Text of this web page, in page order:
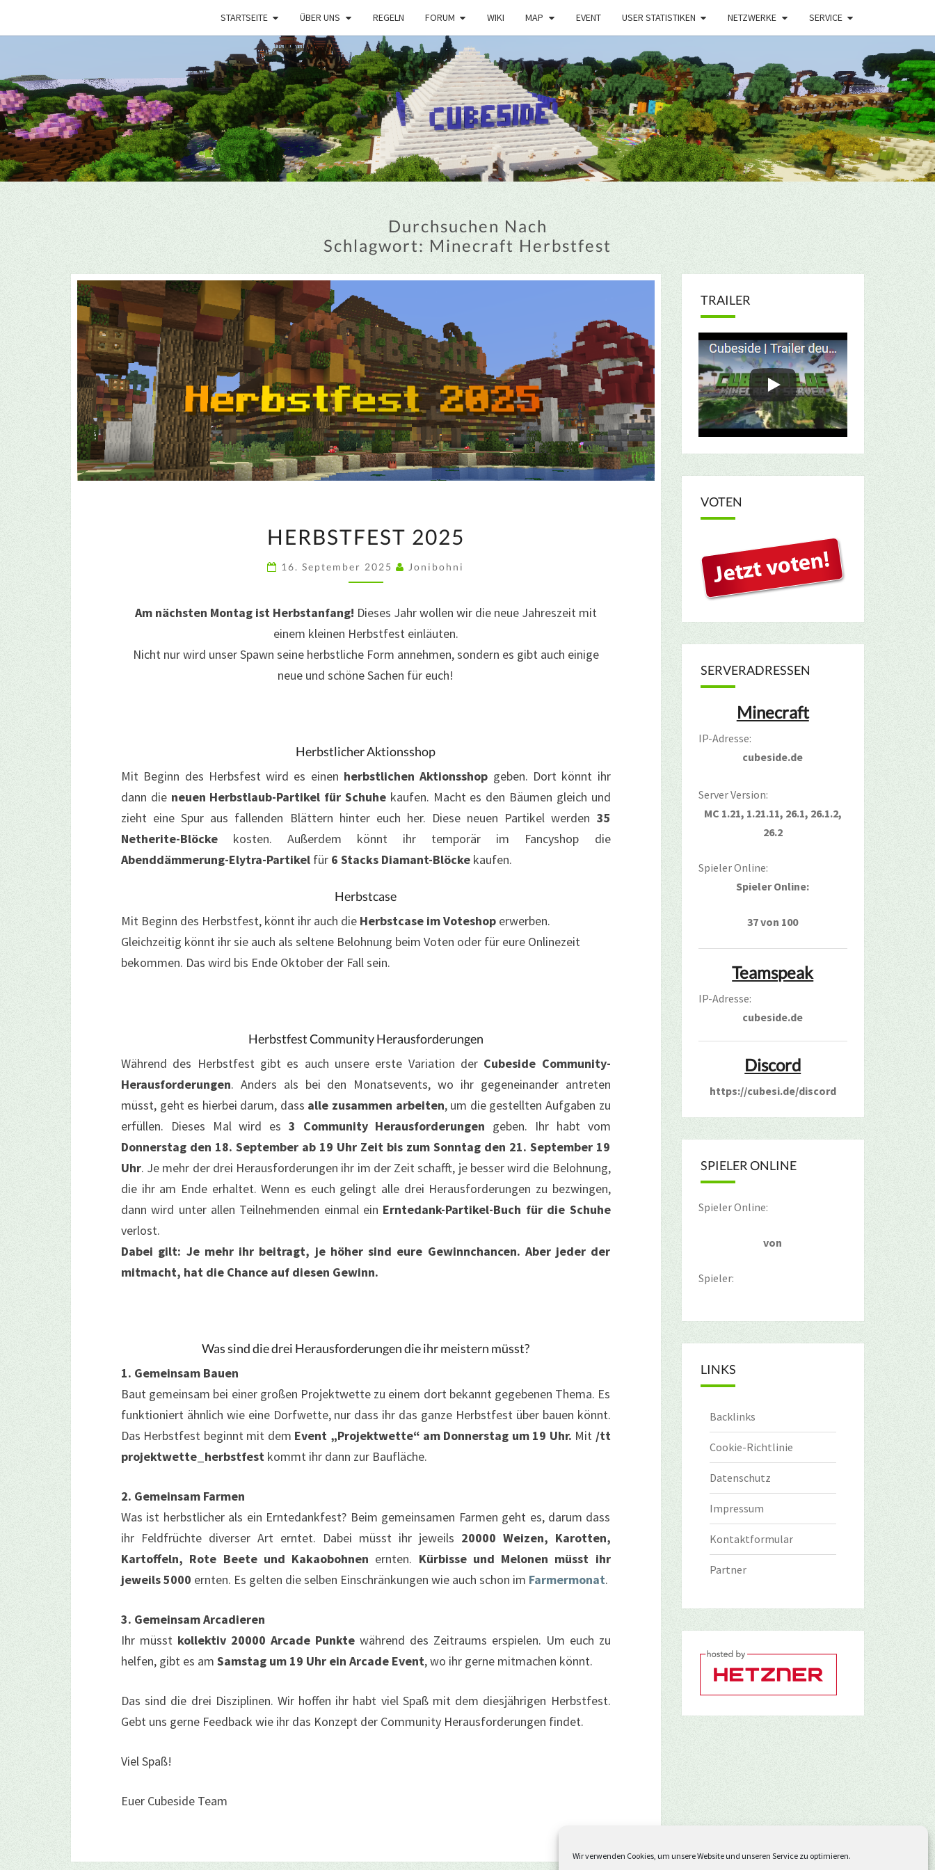
Wir verwenden Cookies, um unsere Website und unseren Service zu optimieren.
STARTSEITE ÜBER UNS REGELN FORUM WIKI MAP EVENT USER STATISTIKEN NETZWERKE SERVICE
Durchsuchen Nach
Schlagwort: Minecraft Herbstfest
2025
HERBSTFEST 2025
16. September 2025 Jonibohni
Am nächsten Montag ist Herbstanfang! Dieses Jahr wollen wir die neue Jahreszeit mit
einem kleinen Herbstfest einläuten.
Nicht nur wird unser Spawn seine herbstliche Form annehmen, sondern es gibt auch einige
neue und schöne Sachen für euch!
Herbstlicher Aktionsshop
Mit Beginn des Herbsfest wird es einen herbstlichen Aktionsshop geben. Dort könnt ihr
dann die neuen Herbstlaub-Partikel für Schuhekaufen. Macht es den Bäumen gleich und
zieht eine Spur aus fallenden Blättern hinter euch her. Diese neuen Partikel werden 35
Netherite-Blöcke kosten. Außerdem könnt ihr temporär im Fancyshop die
Abenddämmerung-Elytra-Partikel für 6 Stacks Diamant-Blöcke kaufen.
Herbstcase
Mit Beginn des Herbstfest, könnt ihr auch die Herbstcase im Voteshop erwerben.
Gleichzeitig könnt ihr sie auch als seltene Belohnung beim Voten oder für eure Onlinezeit
bekommen. Das wird bis Ende Oktober der Fall sein.
Herbstfest Community Herausforderungen
Während des Herbstfest gibt es auch unsere erste Variation der Cubeside Community-
Herausforderungen. Anders als bei den Monatsevents, wo ihr gegeneinander antreten
müsst, geht es hierbei darum, dass alle zusammen arbeiten, um die gestellten Aufgaben zu
erfüllen. Dieses Mal wird es 3 Community Herausforderungen geben. Ihr habt vom
Donnerstag den 18. September ab 19 Uhr Zeit bis zum Sonntag den 21. September 19
Uhr. Je mehr der drei Herausforderungen ihr im der Zeit schafft, je besser wird die Belohnung,
die ihr am Ende erhaltet. Wenn es euch gelingt alle drei Herausforderungen zu bezwingen,
dann wird unter allen Teilnehmenden einmal ein Erntedank-Partikel-Buch für die Schuhe
verlost.
Dabei gilt: Je mehr ihr beitragt, je höher sind eure Gewinnchancen. Aber jeder der
mitmacht, hat die Chance auf diesen Gewinn.
Was sind die drei Herausforderungen die ihr meistern müsst?
1. Gemeinsam Bauen
Baut gemeinsam bei einer großen Projektwette zu einem dort bekannt gegebenen Thema. Es
funktioniert ähnlich wie eine Dorfwette, nur dass ihr das ganze Herbstfest über bauen könnt.
Das Herbstfest beginnt mit dem Event „Projektwette“ am Donnerstag um 19 Uhr. Mit /tt
projektwette_herbstfest kommt ihr dann zur Baufläche.
2. Gemeinsam Farmen
Was ist herbstlicher als ein Erntedankfest? Beim gemeinsamen Farmen geht es, darum dass
ihr Feldfrüchte diverser Art erntet. Dabei müsst ihr jeweils 20000 Weizen, Karotten,
Kartoffeln, Rote Beete und Kakaobohnen ernten. Kürbisse und Melonen müsst ihr
jeweils 5000 ernten. Es gelten die selben Einschränkungen wie auch schon im Farmermonat.
3. Gemeinsam Arcadieren
Ihr müsst kollektiv 20000 Arcade Punktewährend des Zeitraums erspielen. Um euch zu
helfen, gibt es am Samstag um 19 Uhr ein Arcade Event, wo ihr gerne mitmachen könnt.
Das sind die drei Disziplinen. Wir hoffen ihr habt viel Spaß mit dem diesjährigen Herbstfest.
Gebt uns gerne Feedback wie ihr das Konzept der Community Herausforderungen findet.
Viel Spaß!
Euer Cubeside Team
TRAILER
VOTEN
SERVERADRESSEN
Minecraft
IP-Adresse:
cubeside.de
Server Version:
MC 1.21, 1.21.11, 26.1, 26.1.2,
26.2
Spieler Online:
Spieler Online:
37 von 100
Teamspeak
IP-Adresse:
cubeside.de
Discord
https://cubesi.de/discord
SPIELER ONLINE
Spieler Online:
von
Spieler:
LINKS
Backlinks
Cookie-Richtlinie
Datenschutz
Impressum
Kontaktformular
Partner